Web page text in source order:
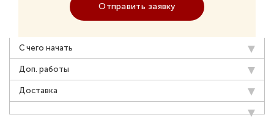
Отправить заявку
С чего начать
Доп. работы
Доставка